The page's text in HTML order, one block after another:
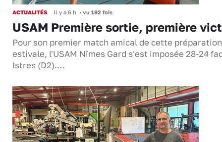
ACTUALITÉS Il y a 6 h • vu 192 fois
USAM Première sortie, première
Pour son premier match amical de cette préparation
estivale, l'USAM Nîmes Gard s'est imposée 28-24
Istres (D2).…